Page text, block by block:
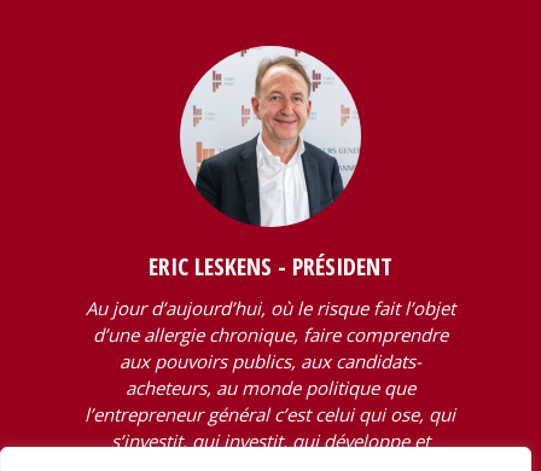
ERIC LESKENS - PRÉSIDENT
Au jour d’aujourd’hui, où le risque fait l’objet
d’une allergie chronique, faire comprendre
aux pouvoirs publics, aux candidats-
acheteurs, au monde politique que
l’entrepreneur général c’est celui qui ose, qui
s’investit, qui investit, qui développe et